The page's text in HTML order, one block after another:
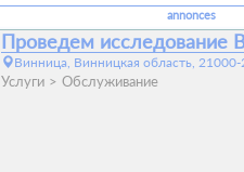
annonces
Проведем исследование
Винница, Винницкая область,
Услуги Обслуживание